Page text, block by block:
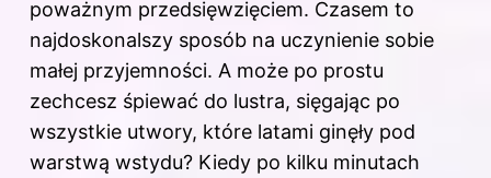
poważnym przedsięwzięciem. Czasem to
najdoskonalszy sposób na uczynienie sobie
małej przyjemności. A może po prostu
zechcesz śpiewać do lustra, sięgając po
wszystkie utwory, które latami ginęły pod
warstwą wstydu? Kiedy po kilku minutach